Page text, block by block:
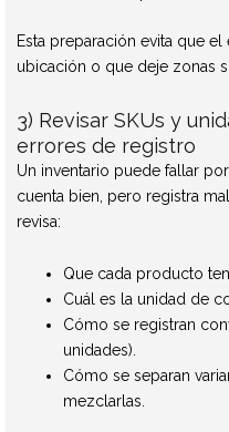
Esta preparación evita que
ubicación o que deje zonas
3) Revisar SKUs y
errores de registro
Un inventario puede fallar
cuenta bien, pero registra
revisa:
Que cada producto
Cuál es la unidad de
Cómo se registran
unidades).
Cómo se separan
mezclarlas.